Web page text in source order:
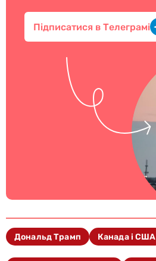
Підписатися в Телеграмі
Дональд Трамп Канада і США